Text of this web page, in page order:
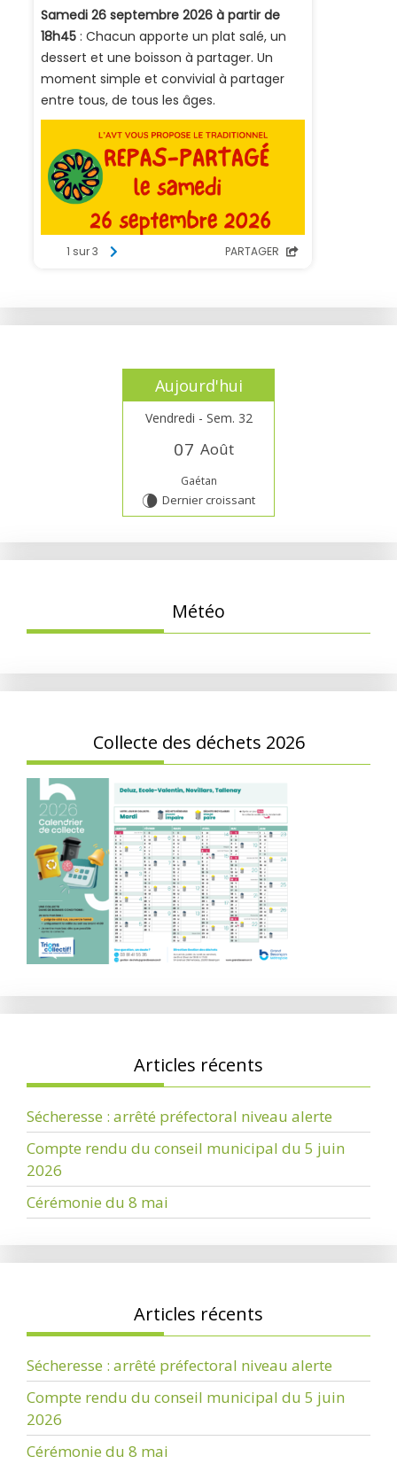
Aujourd'hui
Vendredi - Sem. 32
07 Août
Gaétan
V Dernier croissant
Météo
Collecte des déchets 2026
Articles récents
Sécheresse : arrêté préfectoral niveau alerte
Compte rendu du conseil municipal du 5 juin
2026
Cérémonie du 8 mai
Articles récents
Sécheresse : arrêté préfectoral niveau alerte
Compte rendu du conseil municipal du 5 juin
2026
Cérémonie du 8 mai